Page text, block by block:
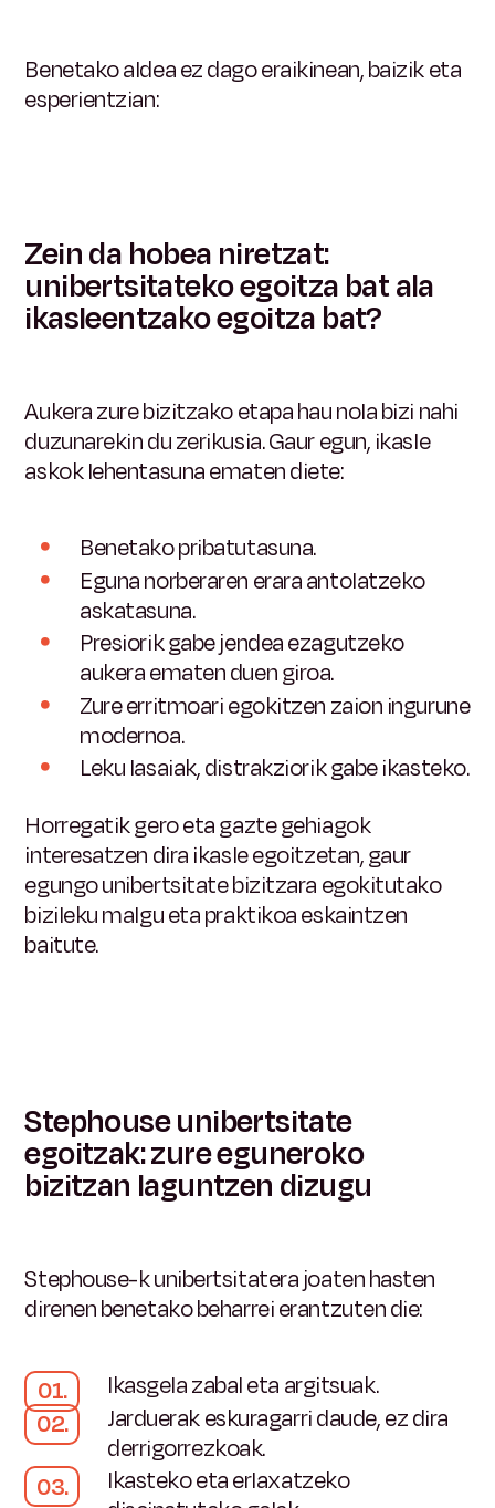
Benetako aldea ez dago eraikinean, baizik eta
esperientzian:
Zein da hobea niretzat:
unibertsitateko egoitza bat ala
ikasleentzako egoitza bat?
Aukera zure bizitzako etapa hau nola bizi nahi
duzunarekin du zerikusia. Gaur egun, ikasle
askok lehentasuna ematen diete:
Benetako pribatutasuna.
Eguna norberaren erara antolatzeko
askatasuna.
Presiorik gabe jendea ezagutzeko
aukera ematen duen giroa.
Zure erritmoari egokitzen zaion ingurune
modernoa.
Leku lasaiak, distrakziorik gabe ikasteko.
Horregatik gero eta gazte gehiagok
interesatzen dira ikasle egoitzetan, gaur
egungo unibertsitate bizitzara egokitutako
bizileku malgu eta praktikoa eskaintzen
baitute.
Stephouse unibertsitate
egoitzak: zure eguneroko
bizitzan laguntzen dizugu
Stephouse-k unibertsitatera joaten hasten
direnen benetako beharrei erantzuten die:
Ikasgela zabal eta argitsuak.
Jarduerak eskuragarri daude, ez dira
derrigorrezkoak.
Ikasteko eta erlaxatzeko